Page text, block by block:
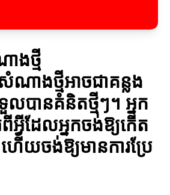
ងថ្មី
ណាងថ្មីអាចជាគន្លង
លបានគំនិតថ្មីៗ។ អ្នក
អ្វីដែលអ្នកចង់ឱ្យកើត
ើយចង់ឱ្យមានការប្រែ